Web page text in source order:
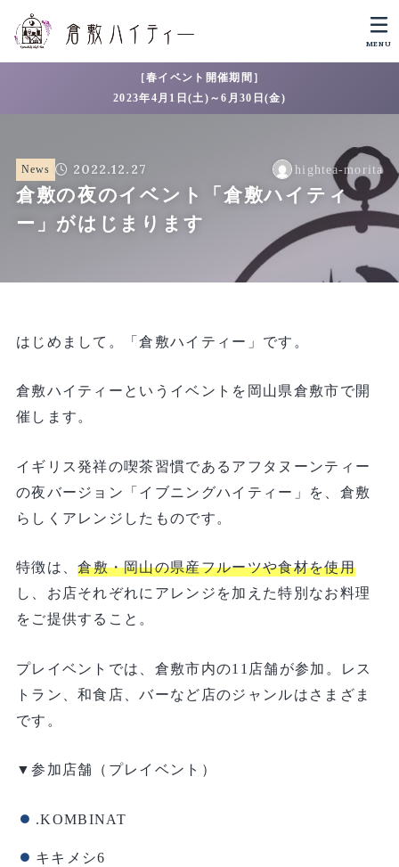
MENU
［春イベント開催期間］
2023年4月1日(土)～6月30日(金)
News 2022.12.27 hightea-morita
倉敷の夜のイベント「倉敷ハイティ
ー」がはじまります
はじめまして。「倉敷ハイティー」です。
倉敷ハイティーというイベントを岡山県倉敷市で開
催します。
イギリス発祥の喫茶習慣であるアフタヌーンティー
の夜バージョン「イブニングハイティー」を、倉敷
らしくアレンジしたものです。
特徴は、倉敷・岡山の県産フルーツや食材を使用
し、お店それぞれにアレンジを加えた特別なお料理
をご提供すること。
プレイベントでは、倉敷市内の11店舗が参加。レス
トラン、和食店、バーなど店のジャンルはさまざま
です。
▼参加店舗（プレイベント）
.KOMBINAT
キキメシ6